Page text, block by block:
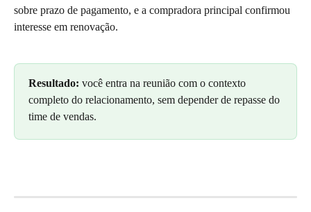
sobre prazo de pagamento, e a compradora principal confirmou
interesse em renovação.
Resultado: você entra na reunião com o contexto
completo do relacionamento, sem depender de repasse do
time de vendas.